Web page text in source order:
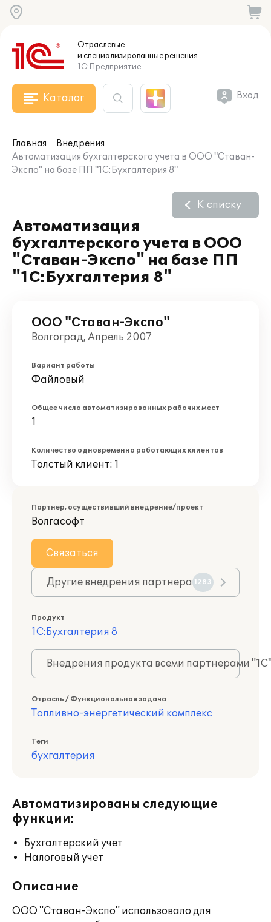
Отраслевые
и специализированныерешения
1С:Предприятие
Каталог Вход
Главная
Внедрения
Автоматизация бухгалтерского учета в ООО "Ставан-
Экспо" на базе ПП "1С:Бухгалтерия 8"
Автоматизация
бухгалтерского учета в ООО
"Ставан-Экспо" на базе ПП
"1С:Бухгалтерия 8"
К списку
ООО "Ставан-Экспо"
Волгоград, Апрель 2007
Вариант работы
Файловый
Общее число автоматизированных рабочих мест
1
Количество одновременно работающих клиентов
Толстый клиент: 1
Партнер, осуществивший внедрение/проект
Волгасофт
Связаться
Другие внедрения партнера 1283
Продукт
1С:Бухгалтерия 8
Внедрения продукта всеми партнерами
Отрасль / Функциональная задача
Топливно-энергетический комплекс
Теги
бухгалтерия
Автоматизированы следующие
функции:
Бухгалтерский учет
Налоговый учет
Описание
ООО "Ставан-Экспо" использовало для